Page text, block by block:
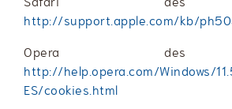
http://support.apple.com/kb/
Opera des
http://help.opera.com/Windows/
ES/cookies.html